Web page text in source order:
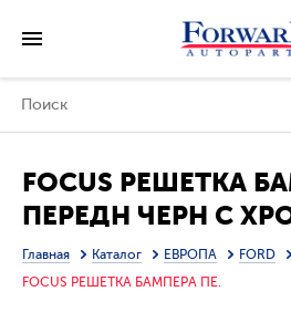
FOCUS РЕШЕТКА
ПЕРЕДН ЧЕРН С
(АРГЕНТИНА)
Главная Каталог ЕВРОПА FORD
FOCUS РЕШЕТКА БАМПЕРА ПЕ.